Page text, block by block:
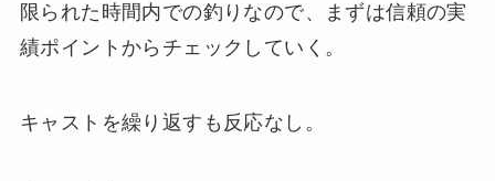
限られた時間内での釣りなので、まずは信頼の実
績ポイントからチェックしていく。
キャストを繰り返すも反応なし。